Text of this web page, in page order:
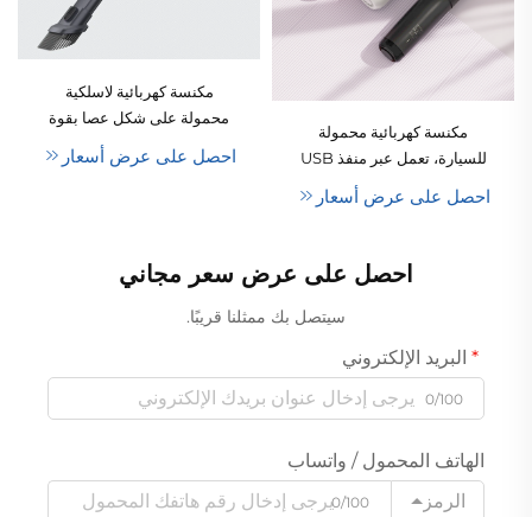
مكنسة كهربائية محمولة
للسيارة، تعمل عبر منفذ USB
وبطارية ليثيوم أيون، شفط
جاف عالي الأداء بقوة ٦٥ واط
ضمان لمدة سنة واحدة،
تصميم صغير الحجم
احصل على عرض أسعار
مكنسة كهربائية لاسلكية
محمولة على شكل عصا بقوة
٨٠٠ واط ومحرك بلا فرشاة
خفيف الوزن، مع مرشح HEPA
احصل على عرض أسعار
احصل على عرض سعر مجاني
سيتصل بك ممثلنا قريبًا.
البريد الإلكتروني
0/100
الهاتف المحمول / واتساب
الرمز
0/100